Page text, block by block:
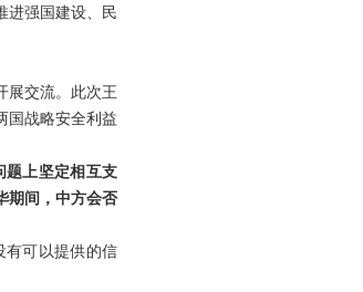
进强国建设、民
展交流。此次王
国战略安全利益
题上坚定相互支
期间，中方会否
有可以提供的信